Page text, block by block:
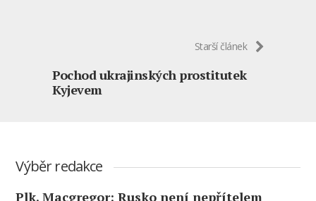
Starší článek
Pochod ukrajinských prostitutek
Kyjevem
Výběr redakce
Plk. Macgregor: Rusko není nepřítelem